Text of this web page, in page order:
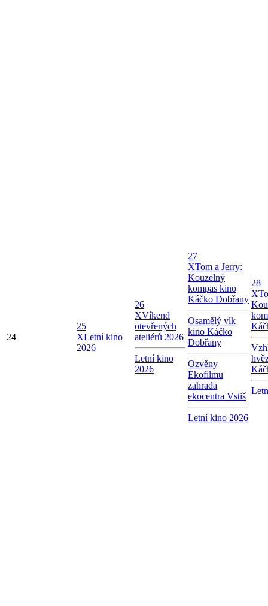
24
25
XLetní kino
2026
26
XVíkend
otevřených
ateliérů 2026
Letní kino
2026
27
XTom a Jerry:
Kouzelný
kompas kino
Káčko Dobřany
Osamělý vlk
kino Káčko
Dobřany
Ozvěny
Ekofilmu
zahrada
ekocentra Vstiš
Letní kino 2026
28
X